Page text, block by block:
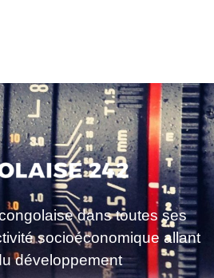
dans toutes ses
socioéconomique allant
développement